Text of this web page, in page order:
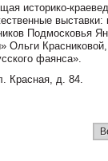
историко-
Подмосковья
Красниковой,
фаянса».
Красная, д. 84.